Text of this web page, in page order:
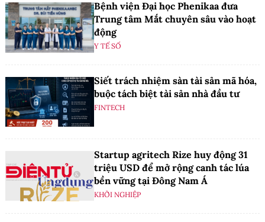
Bệnh viện Đại học Phenikaa đưa
Trung tâm Mắt chuyên sâu vào hoạt
động
Y TẾ SỐ
Siết trách nhiệm sàn tài sản mã hóa,
buộc tách biệt tài sản nhà đầu tư
FINTECH
Startup agritech Rize huy động 31
triệu USD để mở rộng canh tác lúa
bền vững tại Đông Nam Á
KHỞI NGHIỆP